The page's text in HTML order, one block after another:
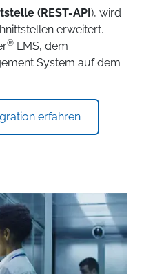
(REST-API), wird
erweitert.
® LMS, dem
System auf dem
erfahren